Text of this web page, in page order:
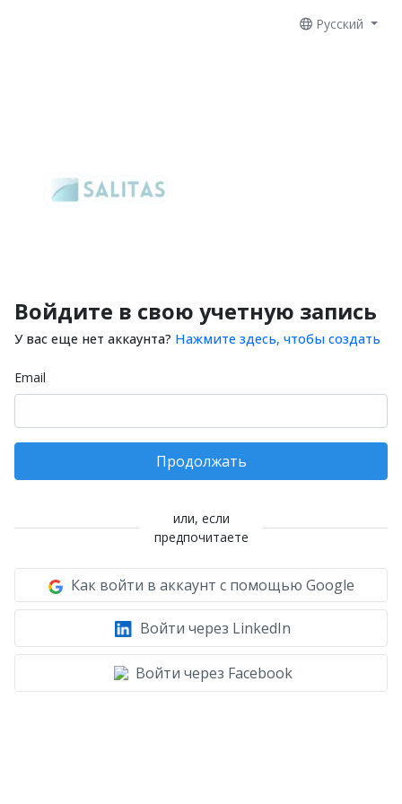
Русский
Войдите в свою учетную запись
У вас еще нет аккаунта? Нажмите здесь, чтобы создать
Email
Продолжать
или, если
предпочитаете
Как войти в аккаунт с помощью Google
Войти через LinkedIn
Войти через Facebook